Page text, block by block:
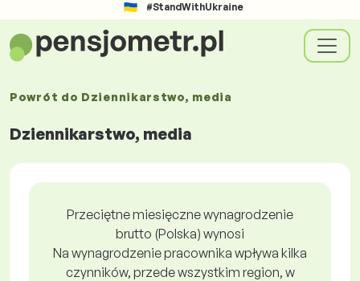
#StandWithUkraine
Powrót do Dziennikarstwo, media
Dziennikarstwo, media
Przeciętne miesięczne wynagrodzenie
brutto (Polska) wynosi
Na wynagrodzenie pracownika wpływa kilka
czynników, przede wszystkim region, w